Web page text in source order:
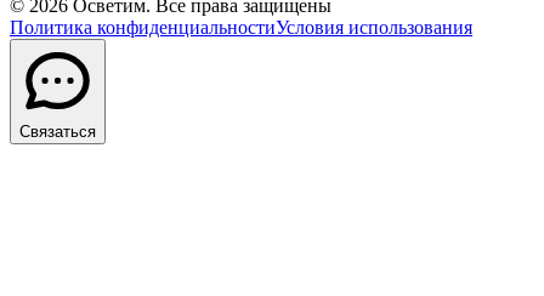
© 2026 Осветим. Все права защищены
Политика конфиденциальностиУсловия использования
Связаться